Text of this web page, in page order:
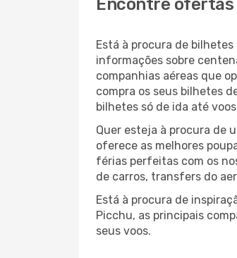
Encontre ofertas
Está à procura de
informações sobre
companhias aéreas que
compra os seus bilhetes
bilhetes só de ida até
Quer esteja à procura de
oferece as melhores
férias perfeitas com os
de carros, transfers do
Está à procura de
Picchu, as principais
seus voos.